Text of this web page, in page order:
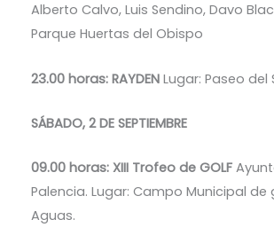
Alberto Calvo, Luis Sendino, Davo
Parque Huertas del Obispo
23.00 horas: RAYDENLugar: Paseo del
SÁBADO, 2 DE SEPTIEMBRE
09.00 horas: XIII Trofeo de GOLF
Palencia. Lugar: Campo Municipal de
Aguas.